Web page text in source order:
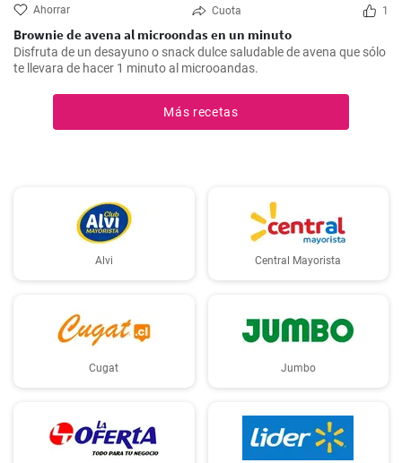
Ahorrar Cuota 1
Brownie de avena al microondas en un minuto
Disfruta de un desayuno o snack dulce saludable de avena que sólo
te llevara de hacer 1 minuto al microoandas.
Más recetas
Alvi Central Mayorista
Cugat Jumbo